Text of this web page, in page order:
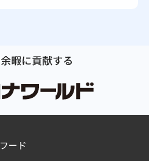
フード